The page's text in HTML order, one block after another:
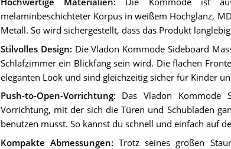
melaminbeschichteter Korpus in weißem Hochglanz,
Metall. So wird sichergestellt, dass das Produkt
Stilvolles Design: Die Vladon Kommode Sideboard
Schlafzimmer ein Blickfang sein wird. Die flachen
eleganten Look und sind gleichzeitig sicher für Kinder
Push-to-Open-Vorrichtung: Das Vladon Kommode
Vorrichtung, mit der sich die Türen und Schubladen
benutzen musst. So kannst du schnell und einfach auf
Kompakte Abmessungen:Trotz seines großen